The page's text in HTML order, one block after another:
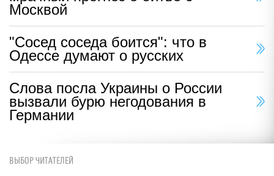
Москвой
"Сосед соседа боится": что в
Одессе думают о русских
Слова посла Украины о России
вызвали бурю негодования в
Германии
ВЫБОР ЧИТАТЕЛЕЙ